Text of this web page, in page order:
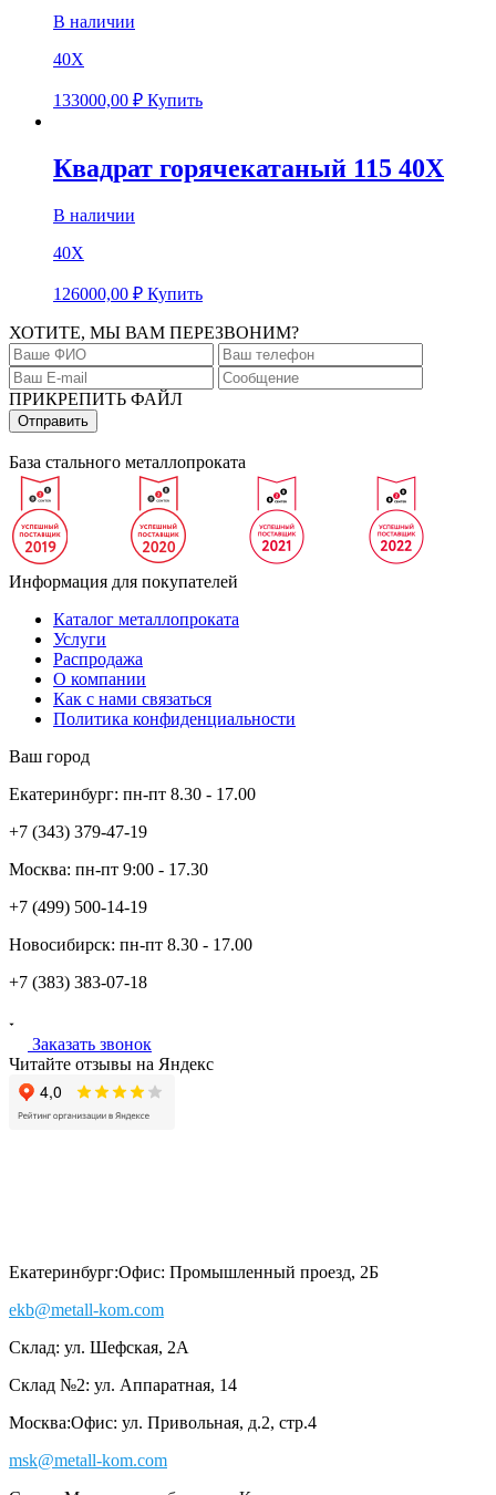
В наличии
40Х
133000,00 ₽ Купить
Квадрат горячекатаный 115 40Х
В наличии
40Х
126000,00 ₽ Купить
ХОТИТЕ, МЫ ВАМ ПЕРЕЗВОНИМ?
ПРИКРЕПИТЬ ФАЙЛ
База стального металлопроката
Информация для покупателей
Каталог металлопроката
Услуги
Распродажа
О компании
Как с нами связаться
Политика конфиденциальности
Ваш город
Екатеринбург: пн-пт 8.30 - 17.00
+7 (343) 379-47-19
Москва: пн-пт 9:00 - 17.30
+7 (499) 500-14-19
Новосибирск: пн-пт 8.30 - 17.00
+7 (383) 383-07-18
Заказать звонок
Читайте отзывы на Яндекс
Екатеринбург:Офис: Промышленный проезд, 2Б
ekb@metall-kom.com
Склад: ул. Шефская, 2А
Склад №2: ул. Аппаратная, 14
Москва:Офис: ул. Привольная, д.2, стр.4
msk@metall-kom.com